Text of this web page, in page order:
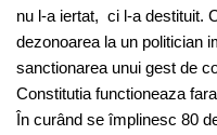
nu l-a iertat, ci l-a destituit.
dezonoarea la un politician
sanctionarea unui gest de
Constitutia functioneaza
În curând se împlinesc 80